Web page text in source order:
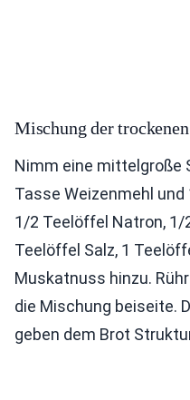
Mischung der
Nimm eine mittelgroße
Tasse Weizenmehl und
1/2 Teelöffel Natron, 1/
Teelöffel Salz, 1
Muskatnuss hinzu.
die Mischung beiseite.
geben dem Brot